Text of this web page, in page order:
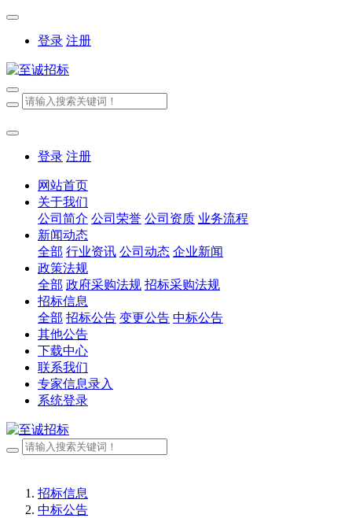
登录 注册
登录 注册
网站首页
关于我们
公司简介 公司荣誉 公司资质 业务流程
新闻动态
全部 行业资讯 公司动态 企业新闻
政策法规
全部 政府采购法规 招标采购法规
招标信息
全部 招标公告 变更公告 中标公告
其他公告
下载中心
联系我们
专家信息录入
系统登录
招标信息
中标公告